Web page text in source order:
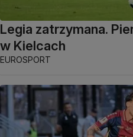
Legia zatrzymana.
w Kielcach
EUROSPORT